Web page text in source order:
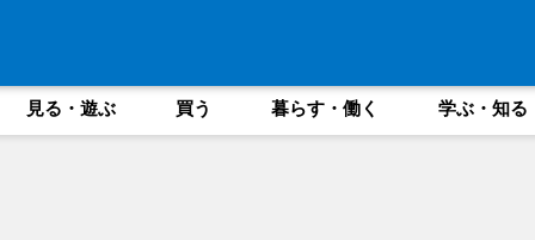
見る・遊ぶ 買う 暮らす・働く 学ぶ・知る